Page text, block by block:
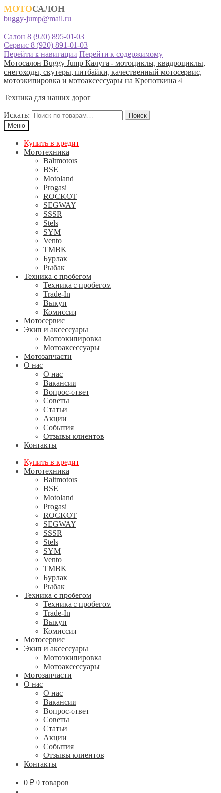
МОТОСАЛОН
buggy-jump@mail.ru
Салон 8 (920) 895-01-03
Сервис 8 (920) 891-01-03
Перейти к навигации Перейти к содержимому
Мотосалон Buggy Jump Калуга - мотоциклы, квадроциклы,
снегоходы, скутеры, питбайки, качественный мотосервис,
мотоэкипировка и мотоаксессуары на Кропоткина 4
Техника для наших дорог
Искать:
Поиск
Меню
Купить в кредит
Мототехника
Baltmotors
BSE
Motoland
Progasi
ROCKOT
SEGWAY
SSSR
Stels
SYM
Vento
TMBK
Бурлак
Рыбак
Техника с пробегом
Техника с пробегом
Trade-In
Выкуп
Комиссия
Мотосервис
Экип и аксессуары
Мотоэкипировка
Мотоаксессуары
Мотозапчасти
О нас
О нас
Вакансии
Вопрос-ответ
Советы
Статьи
Акции
События
Отзывы клиентов
Контакты
Купить в кредит
Мототехника
Baltmotors
BSE
Motoland
Progasi
ROCKOT
SEGWAY
SSSR
Stels
SYM
Vento
TMBK
Бурлак
Рыбак
Техника с пробегом
Техника с пробегом
Trade-In
Выкуп
Комиссия
Мотосервис
Экип и аксессуары
Мотоэкипировка
Мотоаксессуары
Мотозапчасти
О нас
О нас
Вакансии
Вопрос-ответ
Советы
Статьи
Акции
События
Отзывы клиентов
Контакты
0 ₽ 0 товаров